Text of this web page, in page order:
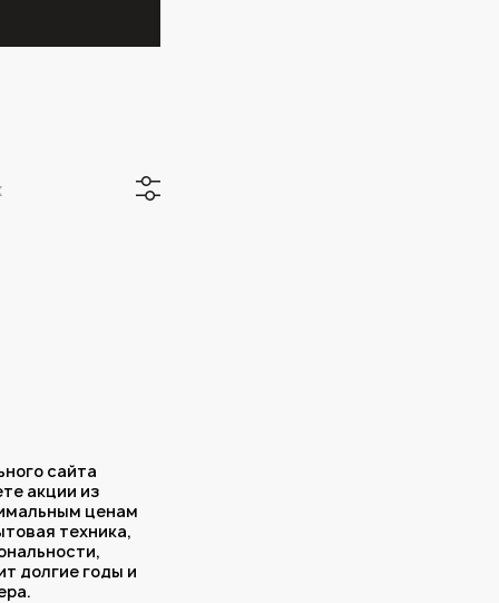
сайта
акции из
ценам
техника,
долгие годы и